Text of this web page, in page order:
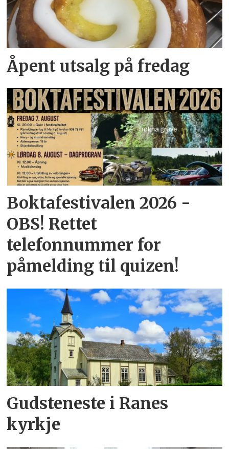
Åpent utsalg på fredag
Boktafestivalen 2026 -
OBS! Rettet
telefonnummer for
påmelding til quizen!
Gudsteneste i Ranes
kyrkje